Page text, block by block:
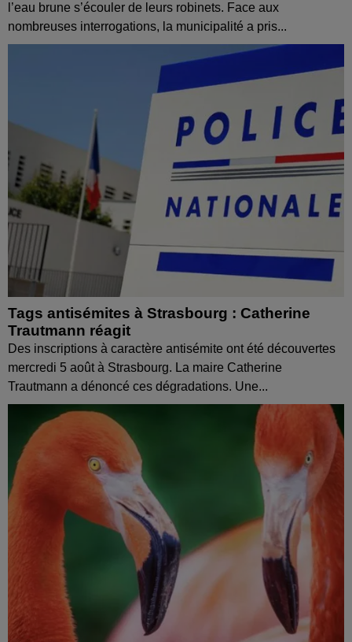
l’eau brune s’écouler de leurs robinets. Face aux
nombreuses interrogations, la municipalité a pris...
Tags antisémites à Strasbourg : Catherine
Trautmann réagit
Des inscriptions à caractère antisémite ont été découvertes
mercredi 5 août à Strasbourg. La maire Catherine
Trautmann a dénoncé ces dégradations. Une...